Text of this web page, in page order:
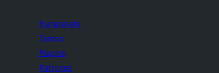
Escaparate
Temas
Plugins
Patrones